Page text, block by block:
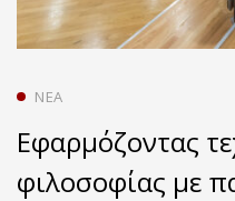
ΝΈΑ
Εφαρμόζοντας
φιλοσοφίας με